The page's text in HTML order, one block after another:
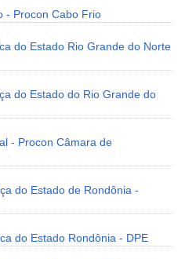
- Procon Cabo Frio
do Estado Rio Grande do Norte
do Estado do Rio Grande do
- Procon Câmara de
do Estado de Rondônia -
do Estado Rondônia - DPE